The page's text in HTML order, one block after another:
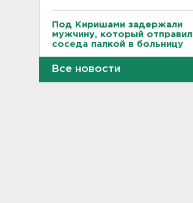
Под Киришами задержали
мужчину, который отправил
соседа палкой в больницу
Все новости